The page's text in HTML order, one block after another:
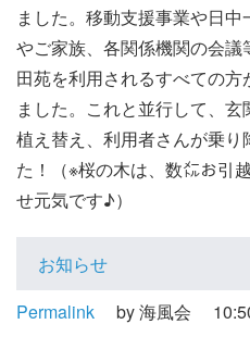
ました。移動支援事業や日
やご家族、各関係機関の会
田苑を利用されるすべての
ました。これと並行して、
植え替え、利用者さんが乗
た！（※桜の木は、数㍍お引
せ元気です♪）
お知らせ
Permalink
by 海風会